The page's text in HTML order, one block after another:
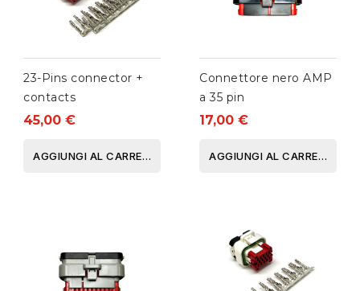
23-Pins connector +
contacts
45,00 €
AGGIUNGI AL CARRELLO
Connettore nero AMP
a 35 pin
17,00 €
AGGIUNGI AL CARRELLO